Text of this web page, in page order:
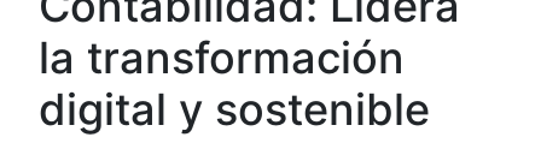
la transformación
digital y sostenible